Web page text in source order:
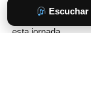
Escuchar